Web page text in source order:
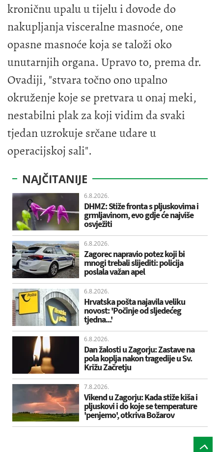
kroničnu upalu u tijelu i dovode do
nakupljanja visceralne masnoće, one
opasne masnoće koja se taloži oko
unutarnjih organa. Upravo to, prema dr.
Ovadiji, "stvara točno ono upalno
okruženje koje se pretvara u onaj meki,
nestabilni plak za koji vidim da svaki
tjedan uzrokuje srčane udare u
operacijskoj sali".
NAJČITANIJE
6.8.2026.
DHMZ: Stiže fronta s pljuskovima i
grmljavinom, evo gdje će najviše
osvježiti
6.8.2026.
Zagorec napravio potez koji bi
mnogi trebali slijediti: policija
poslala važan apel
6.8.2026.
Hrvatska pošta najavila veliku
novost: 'Počinje od sljedećeg
tjedna...'
6.8.2026.
Dan žalosti u Zagorju: Zastave na
pola koplja nakon tragedije u Sv.
Križu Začretju
7.8.2026.
Vikend u Zagorju: Kada stiže kiša i
pljuskovi i do koje se temperature
'penjemo', otkriva Božarov